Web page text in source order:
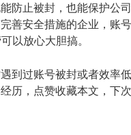
防止被封，也能保护公
善安全措施的企业，账
以放心大胆搞。
到过账号被封或者效率
历，点赞收藏本文，下